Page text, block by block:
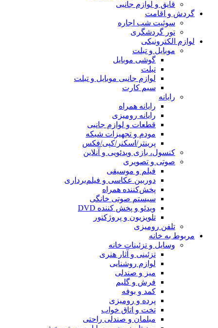
قایق و لوازم جانبی
گردش و اقامت
سوئیت شب اجاره
تور گردشگری
لوازم الکترونیکی
موبایل و تبلت
گوشی موبایل
تبلت
لوازم جانبی موبایل و تبلت
سیم کارت
رایانه
رایانه همراه
رایانه رومیزی
قطعات و لوازم جانبی
مودم و تجهیزات شبکه
پرینتر/اسکنر/کپی/فکس
کنسول، بازی‌ ویدئویی و آنلاین
صوتی و تصویری
فیلم و موسیقی
دوربین عکاسی و فیلم‌برداری
پخش‌کننده همراه
سیستم صوتی خانگی
ویدئو و پخش کننده DVD
تلویزیون و پروژکتور
تلفن رومیزی
مربوط به خانه
وسایل و تزئینات خانه
تزئینی و آثار هنری
لوازم روشنایی
میز و صندلی
فرش و گلیم
کمد و بوفه
پرده و رومیزی
تخت و اتاق خواب
مبلمان و صندلی راحتی